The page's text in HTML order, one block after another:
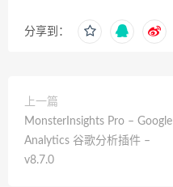
分享到：
上一篇
MonsterInsights Pro – Google
Analytics 谷歌分析插件 –
v8.7.0